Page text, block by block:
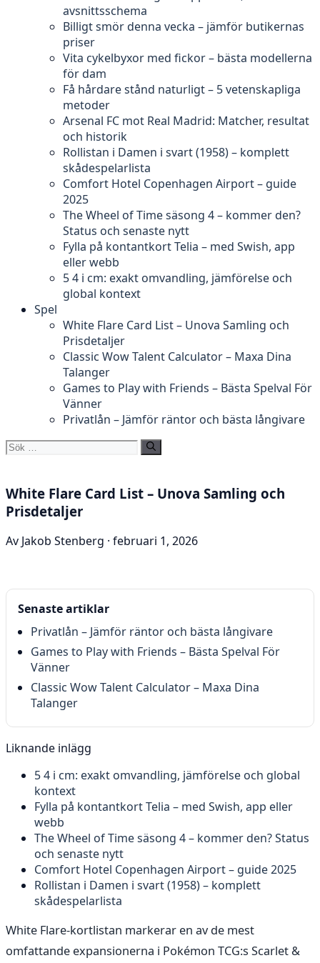
avsnittsschema
Billigt smör denna vecka – jämför butikernas
priser
Vita cykelbyxor med fickor – bästa modellerna
för dam
Få hårdare stånd naturligt – 5 vetenskapliga
metoder
Arsenal FC mot Real Madrid: Matcher, resultat
och historik
Rollistan i Damen i svart (1958) – komplett
skådespelarlista
Comfort Hotel Copenhagen Airport – guide
2025
The Wheel of Time säsong 4 – kommer den?
Status och senaste nytt
Fylla på kontantkort Telia – med Swish, app
eller webb
5 4 i cm: exakt omvandling, jämförelse och
global kontext
Spel
White Flare Card List – Unova Samling och
Prisdetaljer
Classic Wow Talent Calculator – Maxa Dina
Talanger
Games to Play with Friends – Bästa Spelval För
Vänner
Privatlån – Jämför räntor och bästa långivare
Sök
White Flare Card List – Unova Samling och
Prisdetaljer
Av Jakob Stenberg · februari 1, 2026
Senaste artiklar
Privatlån – Jämför räntor och bästa långivare
Games to Play with Friends – Bästa Spelval För
Vänner
Classic Wow Talent Calculator – Maxa Dina
Talanger
Liknande inlägg
5 4 i cm: exakt omvandling, jämförelse och global
kontext
Fylla på kontantkort Telia – med Swish, app eller
webb
The Wheel of Time säsong 4 – kommer den? Status
och senaste nytt
Comfort Hotel Copenhagen Airport – guide 2025
Rollistan i Damen i svart (1958) – komplett
skådespelarlista
White Flare-kortlistan markerar en av de mest
omfattande expansionerna i Pokémon TCG:s Scarlet &